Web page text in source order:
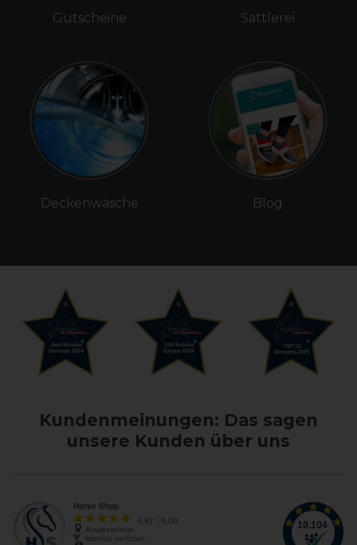
Gutscheine
Deckenwäsche
Sattlerei
Blog
Kundenmeinungen: Das sagen
unsere Kunden über uns